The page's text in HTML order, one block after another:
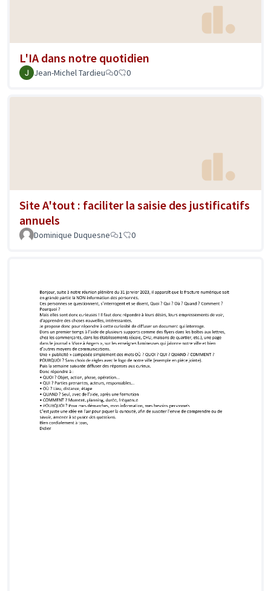
L'IA dans notre quotidien
Jean-Michel Tardieu 0 0
Site A'tout : faciliter la saisie des justificatifs
annuels
Dominique Duquesne 1 0